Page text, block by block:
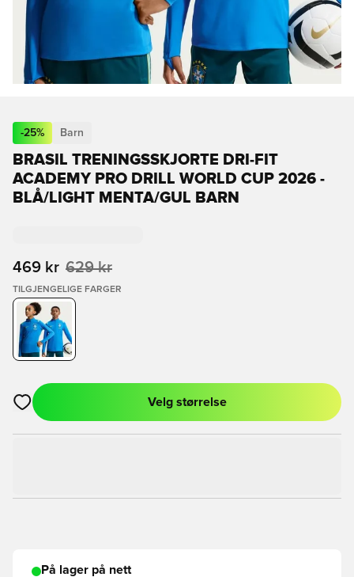
-25% Barn
BRASIL TRENINGSSKJORTE DRI-FIT
ACADEMY PRO DRILL WORLD CUP 2026 -
BLÅ/LIGHT MENTA/GUL BARN
469 kr 629 kr
TILGJENGELIGE FARGER
Åpner en Modal for å logge inn eller registrere deg som
Velg størrelse
På lager på nett